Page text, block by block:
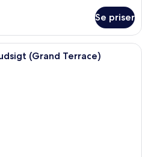
Se priser
En balkon med to liggestole, et lille
(Grand Terrace)